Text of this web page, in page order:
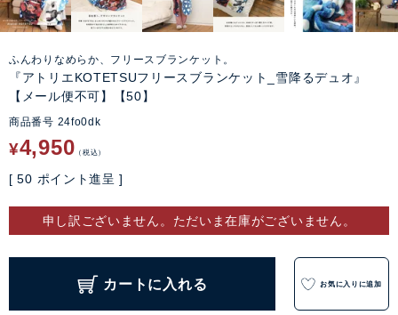
ふんわりなめらか、フリースブランケット。
『アトリエKOTETSUフリースブランケット_雪降るデュオ』
【メール便不可】【50】
商品番号 24fo0dk
¥4,950 税込
[ 50 ポイント進呈 ]
申し訳ございません。ただいま在庫がございません。
カートに入れる お気に入りに追加